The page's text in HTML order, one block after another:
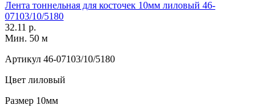
Лента тоннельная для косточек 10мм лиловый 46-
07103/10/5180
32.11 р.
Мин. 50 м
Артикул 46-07103/10/5180
Цвет лиловый
Размер 10мм